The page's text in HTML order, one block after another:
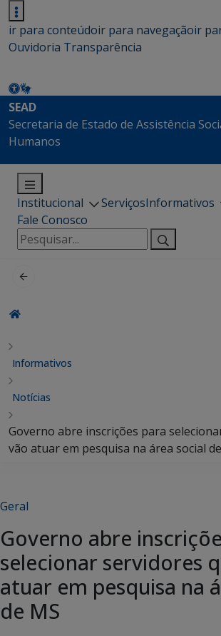
ir para conteúdoir para navegaçãoir
Ouvidoria Transparência
SEAD
Secretaria de Estado de Assistência
Humanos
Institucional ServiçosInformativos
Fale Conosco
Pesquisar
por:
Informativos
Notícias
Governo abre inscrições para
vão atuar em pesquisa na área social
Geral
Governo abre
selecionar servidores
atuar em pesquisa na
de MS